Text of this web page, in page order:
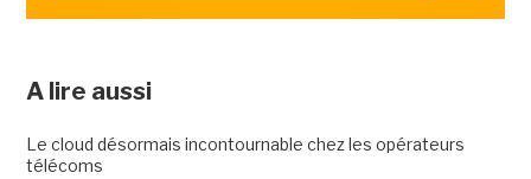
A lire aussi
Le cloud désormais incontournable chez les opérateurs
télécoms